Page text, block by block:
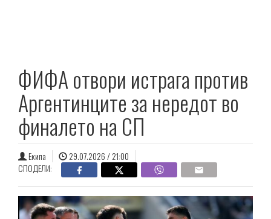
ФИФА отвори истрага против
Аргентинците за нередот во
финалето на СП
Екипа
29.07.2026 / 21:00
СПОДЕЛИ: